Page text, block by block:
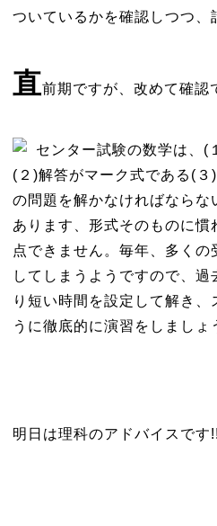
ついているかを確認しつつ、
直前期ですが、改めて確認
センター試験の数学は、(
(２)解答がマーク式である(３
の問題を解かなければならな
あります、形式そのものに慣
点できません。毎年、多く
してしまうようですので、過
り短い時間を設定して解き、
うに徹底的に演習をしまし
明日は理科のアドバイスです!!